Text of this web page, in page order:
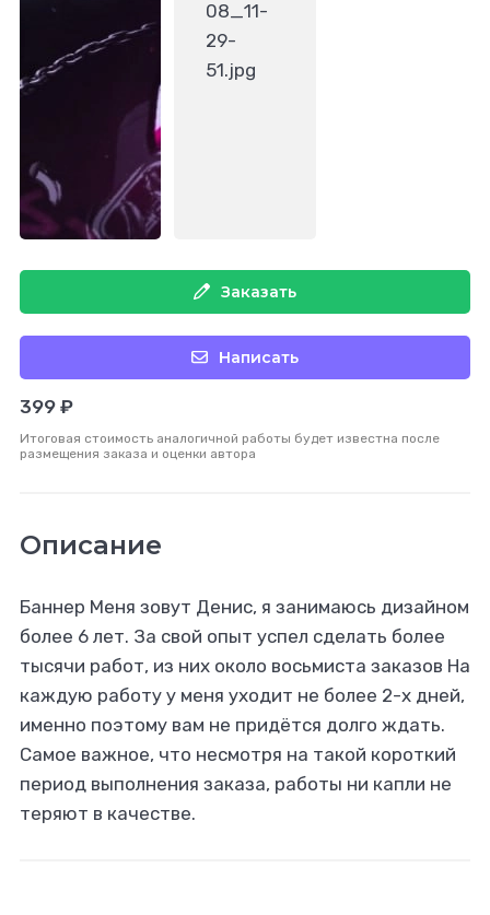
Заказать
Написать
399 ₽
Итоговая стоимость аналогичной работы будет известна после
размещения заказа и оценки автора
Описание
Баннер Меня зовут Денис, я занимаюсь дизайном
более 6 лет. За свой опыт успел сделать более
тысячи работ, из них около восьмиста заказов На
каждую работу у меня уходит не более 2-х дней,
именно поэтому вам не придётся долго ждать.
Самое важное, что несмотря на такой короткий
период выполнения заказа, работы ни капли не
теряют в качестве.